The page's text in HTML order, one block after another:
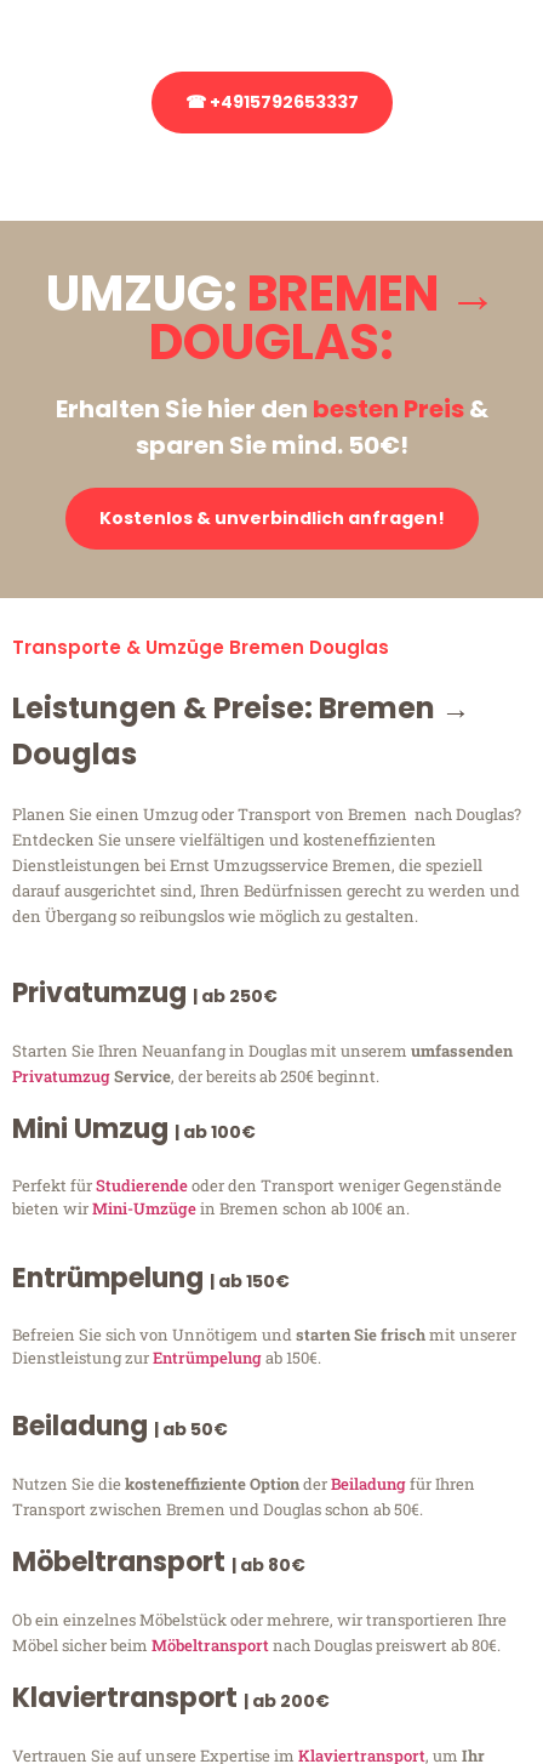
☎ +4915792653337
UMZUG: BREMEN →
DOUGLAS:
Erhalten Sie hier den besten Preis&
sparen Sie mind. 50€!
Kostenlos & unverbindlich anfragen!
Transporte & Umzüge Bremen Douglas
Leistungen & Preise: Bremen →
Douglas
Planen Sie einen Umzug oder Transport von Bremen nach Douglas?
Entdecken Sie unsere vielfältigen und kosteneffizienten
Dienstleistungen bei Ernst Umzugsservice Bremen, die speziell
darauf ausgerichtet sind, Ihren Bedürfnissen gerecht zu werden und
den Übergang so reibungslos wie möglich zu gestalten.
Privatumzug | ab 250€
Starten Sie Ihren Neuanfang in Douglas mit unserem umfassenden
PrivatumzugService, der bereits ab 250€ beginnt.
Mini Umzug | ab 100€
Perfekt fürStudierendeoder den Transport weniger Gegenstände
bieten wirMini-Umzügein Bremen schon ab 100€ an.
Entrümpelung | ab 150€
Befreien Sie sich von Unnötigem undstarten Sie frischmit unserer
Dienstleistung zurEntrümpelungab 150€.
Beiladung | ab 50€
Nutzen Sie diekosteneffiziente OptionderBeiladungfür Ihren
Transport zwischen Bremen und Douglas schon ab 50€.
Möbeltransport | ab 80€
Ob ein einzelnes Möbelstück oder mehrere, wir transportieren Ihre
Möbel sicher beim Möbeltransportnach Douglas preiswert ab 80€.
Klaviertransport | ab 200€
Vertrauen Sie auf unsere Expertise im Klaviertransport, um Ihr